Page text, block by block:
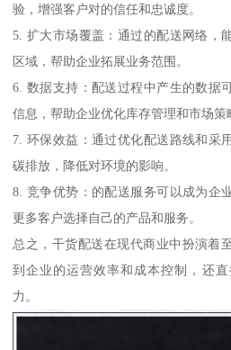
验，增强客户对的信任和忠诚度。
5. 扩大市场覆盖：通过的配送网络，
区域，帮助企业拓展业务范围。
6. 数据支持：配送过程中产生的数据
信息，帮助企业优化库存管理和市场策
7. 环保效益：通过优化配送路线和采
碳排放，降低对环境的影响。
8. 竞争优势：的配送服务可以成为企
更多客户选择自己的产品和服务。
总之，干货配送在现代商业中扮演着
到企业的运营效率和成本控制，还
力。